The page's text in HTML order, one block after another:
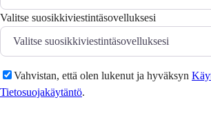
Valitse suosikkiviestintäsovelluksesi
Vahvistan, että olen lukenut ja hyväksyn
Tietosuojakäytäntö.